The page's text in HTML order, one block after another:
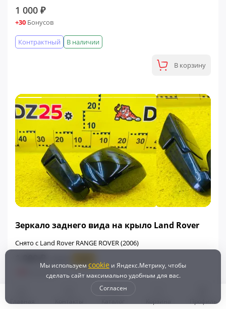
1 000 ₽
+30 Бонусов
В наличии
Контрактный
В корзину
Зеркало заднего вида на крыло Land Rover
Снято с Land Rover RANGE ROVER (2006)
Мы используем cookie и Яндекс.Метрику, чтобы
сделать сайт максимально удобным для вас.
Согласен